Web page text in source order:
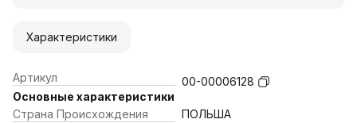
Характеристики
Артикул
00-00006128
Основные характеристики
Страна Происхождения
ПОЛЬША